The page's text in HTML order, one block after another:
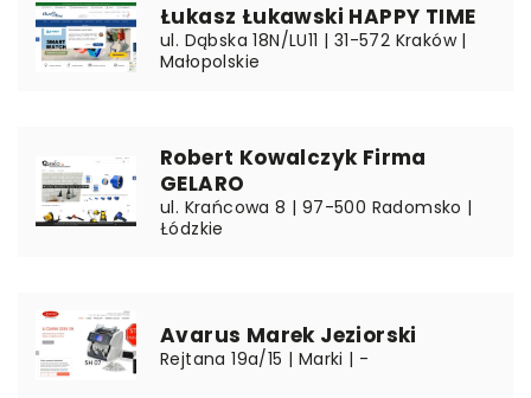
Łukasz Łukawski HAPPY TIME
ul. Dąbska 18N/LU11 | 31-572 Kraków |
Małopolskie
Robert Kowalczyk Firma
GELARO
ul. Krańcowa 8 | 97-500 Radomsko |
Łódzkie
Avarus Marek Jeziorski
Rejtana 19a/15 | Marki | -